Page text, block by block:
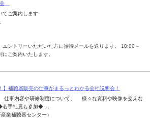
会
てご案内します
ントリーいただいた方に招待メールを送ります。 10:00～
ご案内いたします。
】補聴器販売の仕事がまるっとわかる会社説明会！
事内容や研修制度について、 様々な資料や映像を交えな
手社員も参加◆ ...
業補聴器センター）